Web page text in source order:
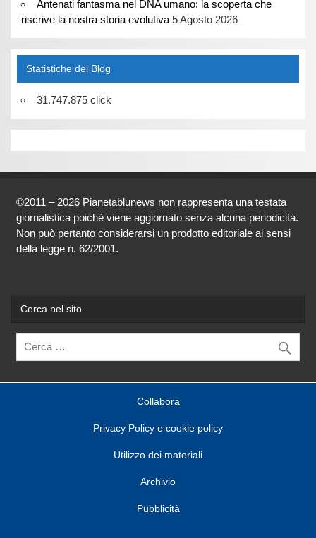
Antenati fantasma nel DNA umano: la scoperta che
riscrive la nostra storia evolutiva 5 Agosto 2026
Statistiche del Blog
31.747.875 click
©2011 – 2026 Pianetablunews non rappresenta una testata
giornalistica poiché viene aggiornato senza alcuna periodicità.
Non può pertanto considerarsi un prodotto editoriale ai sensi
della legge n. 62/2001.
Cerca nel sito
Collabora
Privacy Policy e cookie policy
Utilizzo dei materiali
Archivio
Pubblicità